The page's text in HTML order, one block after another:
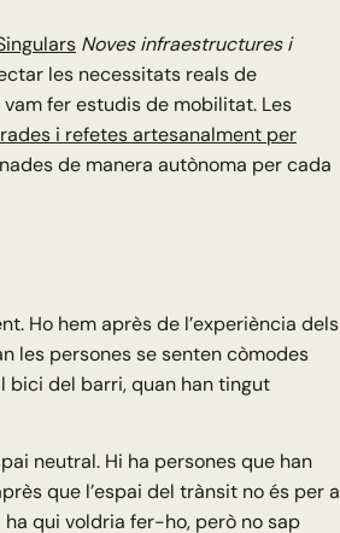
Noves infraestructures i
les necessitats reals de
fer estudis de mobilitat. Les
i refetes artesanalment per
de manera autònoma per cada
Ho hem après de l’experiència dels
les persones se senten còmodes
bici del barri, quan han tingut
neutral. Hi ha persones que han
que l’espai del trànsit no és per a
qui voldria fer-ho, però no sap